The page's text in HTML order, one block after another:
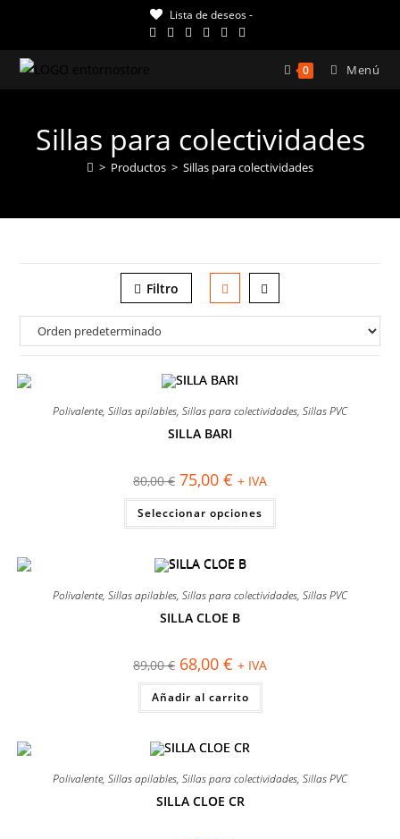
contenido
Lista de deseos -
0 Menú
Sillas para colectividades
> Productos > Sillas para colectividades
Filtro
Polivalente, Sillas apilables, Sillas para colectividades, Sillas PVC
SILLA BARI
80,00€ El
precio
original
era:
80,00 €.
75,00 € El
precio
actual
es:
75,00 €.
+ IVA
Seleccionar opciones
Este
tiene
se
pueden
Polivalente, Sillas apilables, Sillas para colectividades, Sillas PVC
SILLA CLOE B
89,00€ El
precio
original
era:
89,00 €.
68,00 € El
precio
actual
es:
68,00 €.
+ IVA
Añadir al carrito
Polivalente, Sillas apilables, Sillas para colectividades, Sillas PVC
SILLA CLOE CR